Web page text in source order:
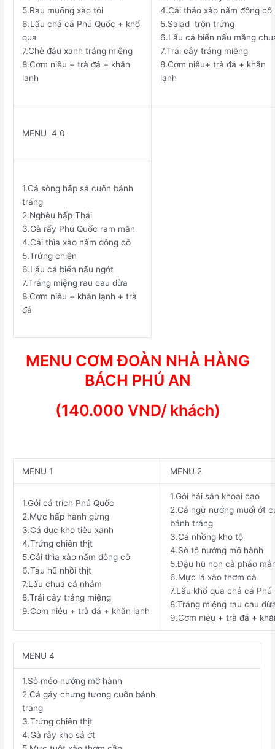
5.Rau muống xào tỏi
6.Lẩu chả cá Phú Quốc + khổ
qua
7.Chè đậu xanh tráng miệng
8.Cơm niêu + trà đá + khăn
lạnh
4.Cải thảo xào nấm đông cô
5.Salad trộn trứng
6.Lẩu cá biển nấu măng
7.Trái cây tráng miệng
8.Cơm niêu+ trà đá + khăn
lạnh
MENU 4 0
1.Cá sòng hấp sả cuốn bánh
tráng
2.Nghêu hấp Thái
3.Gà rẩy Phú Quốc ram măn
4.Cải thìa xào nấm đông cô
5.Trứng chiên
6.Lẩu cá biển nấu ngót
7.Tráng miệng rau cau dừa
8.Cơm niêu + khăn lạnh + trà
đá
MENU CƠM ĐOÀN NHÀ HÀNG
BÁCH PHÚ AN
(140.000 VND/ khách)
MENU 1 MENU 2
1.Gỏi cá trích Phú Quốc
2.Mực hấp hành gừng
3.Cá đục kho tiêu xanh
4.Trứng chiên thịt
5.Cải thìa xào nấm đông cô
6.Tàu hũ nhồi thịt
7.Lẩu chua cá nhám
8.Trái cây tráng miệng
9.Cơm niêu + trà đá + khăn lạnh
1.Gỏi hải sản khoai cao
2.Cá ngừ nướng muối ớt
bánh tráng
3.Cá nhồng kho tộ
4.Sò tô nướng mỡ hành
5.Đậu hũ non cà pháo
6.Mực lá xào thơm cà
7.Lẩu khổ qua chả cá Phú
8.Tráng miệng rau cau
9.Cơm niêu + trà đá +
MENU 4
1.Sò méo nướng mỡ hành
2.Cá gáy chưng tương cuốn bánh
tráng
3.Trứng chiên thịt
4.Gà rẫy kho sả ớt